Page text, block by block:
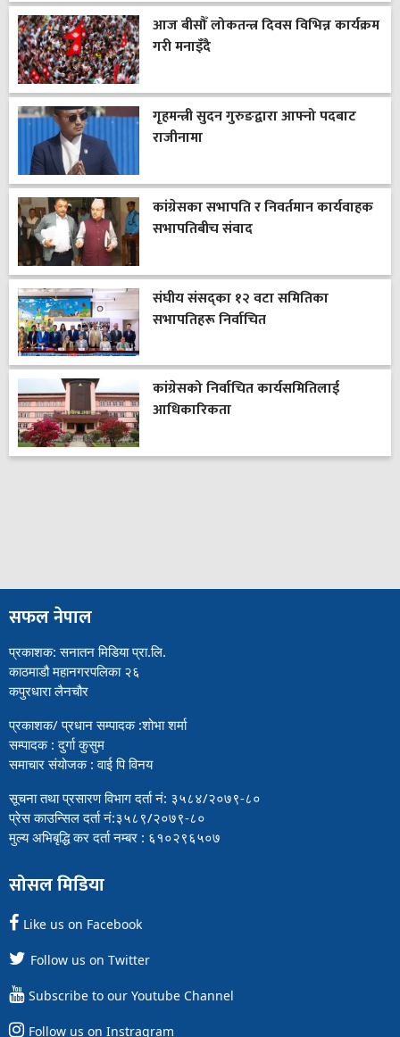
आज बीसौँ लोकतन्त्र दिवस विभिन्न कार्यक्रम
गरी मनाइँदै
गृहमन्त्री सुदन गुरुङद्वारा आफ्नो पदबाट
राजीनामा
कांग्रेसका सभापति र निवर्तमान कार्यवाहक
सभापतिबीच संवाद
संघीय संसद्का १२ वटा समितिका
सभापतिहरू निर्वाचित
कांग्रेसको निर्वाचित कार्यसमितिलाई
आधिकारिकता
सफल नेपाल
प्रकाशक: सनातन मिडिया प्रा.लि.
काठमाडौ महानगरपलिका २६
कपुरधारा लैनचौर
प्रकाशक/ प्रधान सम्पादक :शोभा शर्मा
सम्पादक : दुर्गा कुसुम
समाचार संयोजक : वाई पि विनय
सूचना तथा प्रसारण विभाग दर्ता नं: ३५८४/२०७९-८०
प्रेस काउन्सिल दर्ता नं:३५८९/२०७९-८०
मुल्य अभिबृद्धि कर दर्ता नम्बर : ६१०२९६५०७
सोसल मिडिया
Like us on Facebook
Follow us on Twitter
Subscribe to our Youtube Channel
Follow us on Instragram